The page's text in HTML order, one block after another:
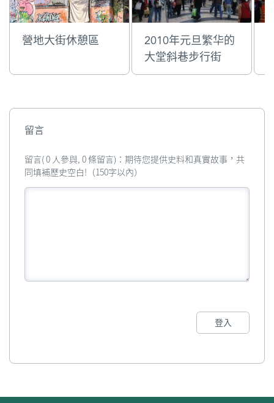
營地大街休憩區
2010年元旦繁华的
大堂斜巷步行街
留言
留言( 0 人參與, 0 條留言)：期待您提供史料和真實故事，共
同填補歷史空白!（150字以內）
登入